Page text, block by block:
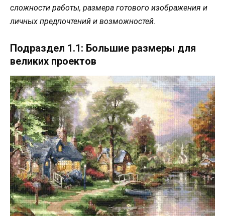
сложности работы, размера готового изображения и
личных предпочтений и возможностей.
Подраздел 1.1: Большие размеры для
великих проектов